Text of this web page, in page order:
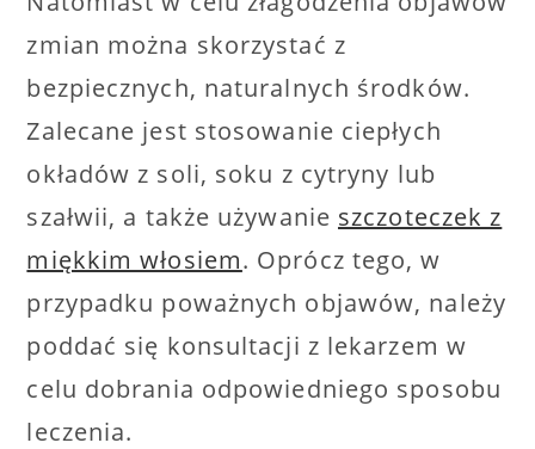
zmian można skorzystać z
bezpiecznych, naturalnych środków.
Zalecane jest stosowanie ciepłych
okładów z soli, soku z cytryny lub
szałwii, a także używanie szczoteczek z
miękkim włosiem. Oprócz tego, w
przypadku poważnych objawów, należy
poddać się konsultacji z lekarzem w
celu dobrania odpowiedniego sposobu
leczenia.